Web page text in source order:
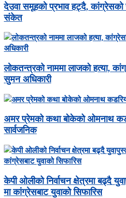
देउवा समूहको प्रभाव हट्दै,
संकेत
लोकतन्त्रको नाममा लाजको हत्या,
सुमन अधिकारी
अमर प्रेमको कथा बोकेको ओमनाथ
सार्वजनिक
केपी ओलीको निर्वाचन क्षेत्रमा बढ्दै
मा कांग्रेसबाट युवाको सिफारिस